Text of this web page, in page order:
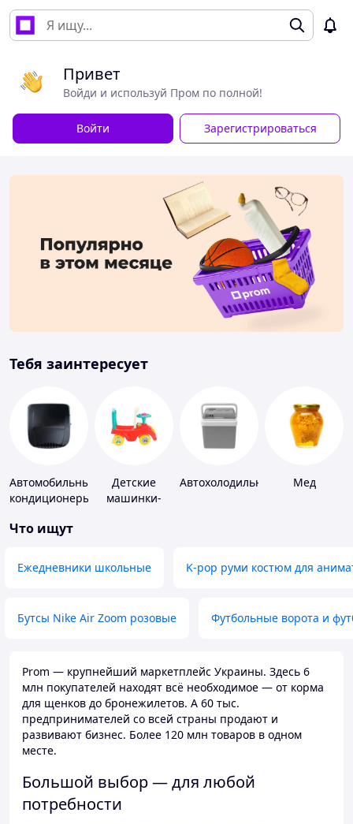
Привет
Войди и используй Пром по полной!
Войти Зарегистрироваться
Тебя заинтересует
Автомобильные
кондиционеры
Детские
машинки-
Автохолодильники
Мед
Что ищут
Ежедневники школьные K-pop руми костюм для
Бутсы Nike Air Zoom розовые Футбольные ворота и
Prom — крупнейший маркетплейс Украины. Здесь 6
млн покупателей находят всё необходимое — от корма
для щенков до бронежилетов. А 60 тыс.
предпринимателей со всей страны продают и
развивают бизнес. Более 120 млн товаров в одном
месте.
Большой выбор — для любой
потребности